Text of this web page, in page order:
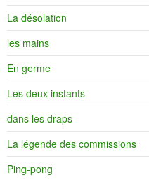
La désolation
les mains
En germe
Les deux instants
dans les draps
La légende des commissions
Ping-pong